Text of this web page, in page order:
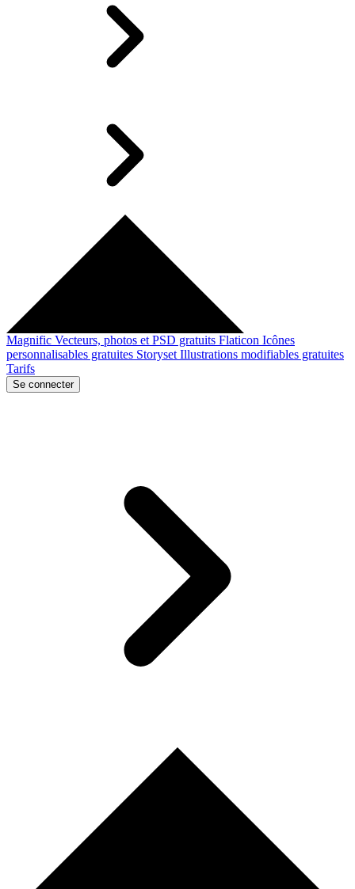
Magnific Vecteurs, photos et PSD gratuits Flaticon Icônes
personnalisables gratuites Storyset Illustrations modifiables gratuites
Tarifs
Se connecter